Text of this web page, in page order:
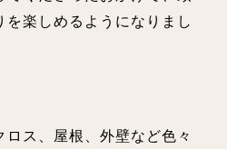
を楽しめるようになりまし
ス、屋根、外壁など色々